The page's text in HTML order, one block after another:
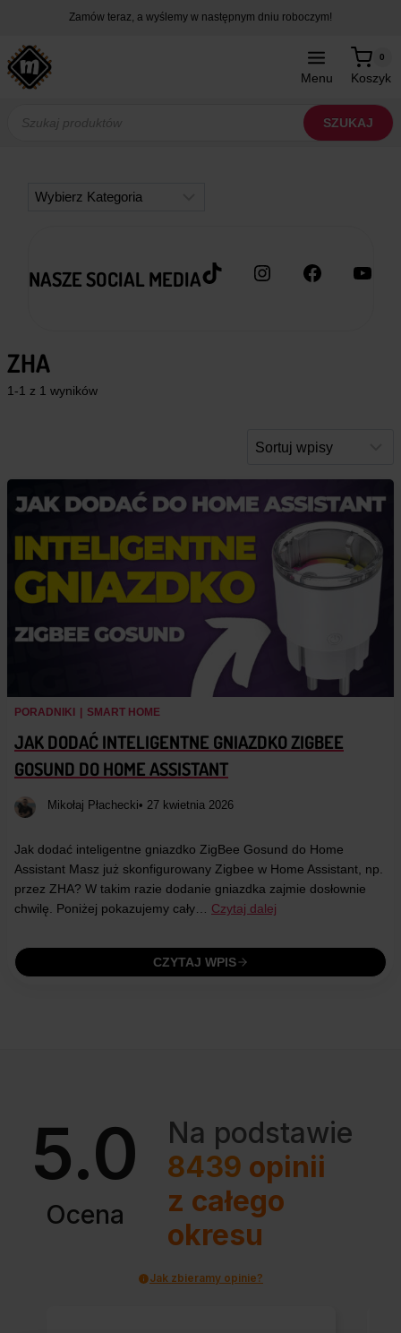
treści
Zamów teraz, a wyślemy w następnym dniu roboczym!
Menu Koszyk
0
produktów
SZUKAJ
Kategorie
NASZE SOCIAL MEDIATikTokInstagramFacebook
ZHA
1-1 z 1 wyników
PORADNIKI SMART HOME
JAK DODAĆ INTELIGENTNE GNIAZDKO ZIGBEE
GOSUND DO HOME ASSISTANT
Mikołaj Płachecki• 27 kwietnia 2026
Jak dodać inteligentne gniazdko ZigBee Gosund do Home
Assistant Masz już skonfigurowany Zigbee w Home Assistant, np.
przez ZHA? W takim razie dodanie gniazdka zajmie dosłownie
chwilę. Poniżej pokazujemy cały… Czytaj dalej
CZYTAJ WPIS
5.0
Ocena
Na podstawie
8439 opinii
z całego
okresu
Jak zbieramy opinie?